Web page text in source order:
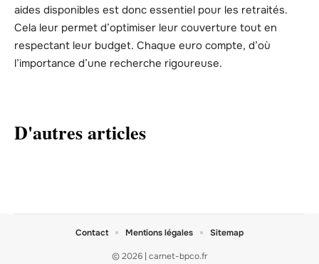
aides disponibles est donc essentiel pour les retraités.
Cela leur permet d’optimiser leur couverture tout en
respectant leur budget. Chaque euro compte, d’où
l’importance d’une recherche rigoureuse.
D'autres articles
© 2026 | carnet-bpco.fr
Contact Mentions légales Sitemap